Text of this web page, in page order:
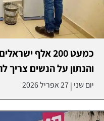
כמעט 200 אלף
והנתון על הנשים צריך
יום שני |27 אפריל 2026